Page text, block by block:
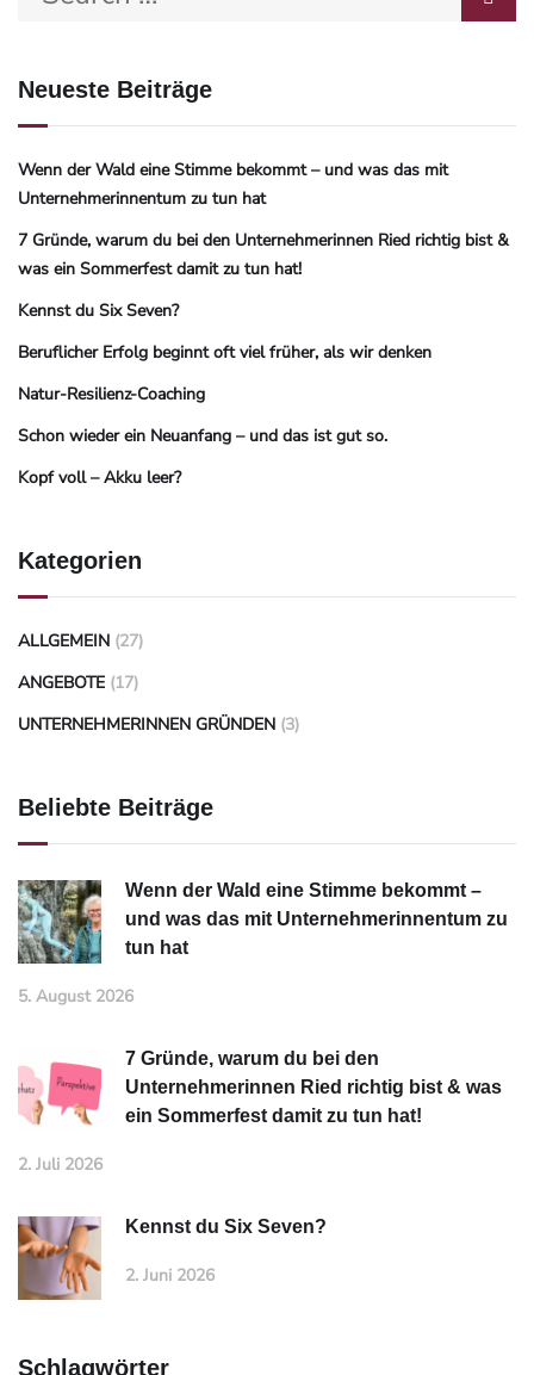
Neueste Beiträge
Wenn der Wald eine Stimme bekommt – und was das mit
Unternehmerinnentum zu tun hat
7 Gründe, warum du bei den Unternehmerinnen Ried richtig bist &
was ein Sommerfest damit zu tun hat!
Kennst du Six Seven?
Beruflicher Erfolg beginnt oft viel früher, als wir denken
Natur-Resilienz-Coaching
Schon wieder ein Neuanfang – und das ist gut so.
Kopf voll – Akku leer?
Kategorien
ALLGEMEIN (27)
ANGEBOTE (17)
UNTERNEHMERINNEN GRÜNDEN (3)
Beliebte Beiträge
Wenn der Wald eine Stimme bekommt –
und was das mit Unternehmerinnentum zu
tun hat
5. August 2026
7 Gründe, warum du bei den
Unternehmerinnen Ried richtig bist & was
ein Sommerfest damit zu tun hat!
2. Juli 2026
Kennst du Six Seven?
2. Juni 2026
Schlagwörter